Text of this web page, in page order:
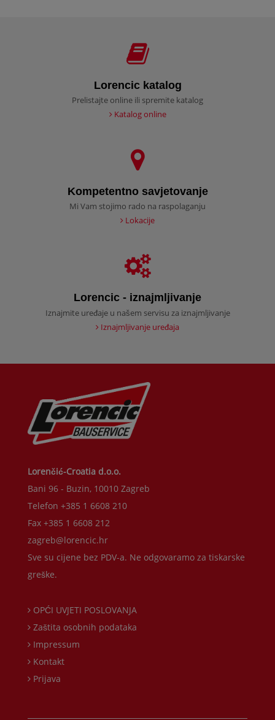
Lorencic katalog
Prelistajte online ili spremite katalog
Katalog online
Kompetentno savjetovanje
Mi Vam stojimo rado na raspolaganju
Lokacije
Lorencic - iznajmljivanje
Iznajmite uređaje u našem servisu za iznajmljivanje
Iznajmljivanje uređaja
Lorenčić-Croatia d.o.o.
Bani 96 - Buzin, 10010 Zagreb
Telefon +385 1 6608 210
Fax +385 1 6608 212
zagreb@lorencic.hr
Sve su cijene bez PDV-a. Ne odgovaramo za tiskarske
greške.
OPĆI UVJETI POSLOVANJA
Zaštita osobnih podataka
Impressum
Kontakt
Prijava